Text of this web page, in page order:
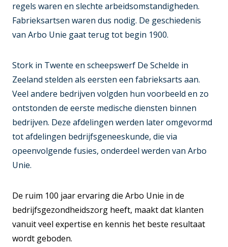
regels waren en slechte arbeidsomstandigheden.
Fabrieksartsen waren dus nodig. De geschiedenis
van Arbo Unie gaat terug tot begin 1900.
Stork in Twente en scheepswerf De Schelde in
Zeeland stelden als eersten een fabrieksarts aan.
Veel andere bedrijven volgden hun voorbeeld en zo
ontstonden de eerste medische diensten binnen
bedrijven. Deze afdelingen werden later omgevormd
tot afdelingen bedrijfsgeneeskunde, die via
opeenvolgende fusies, onderdeel werden van Arbo
Unie.
De ruim 100 jaar ervaring die Arbo Unie in de
bedrijfsgezondheidszorg heeft, maakt dat klanten
vanuit veel expertise en kennis het beste resultaat
wordt geboden.